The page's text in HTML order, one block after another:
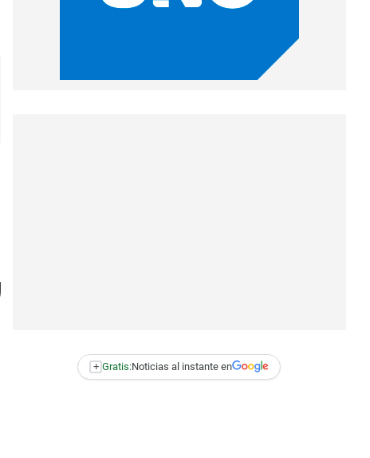
+ Gratis:Noticias al instante en